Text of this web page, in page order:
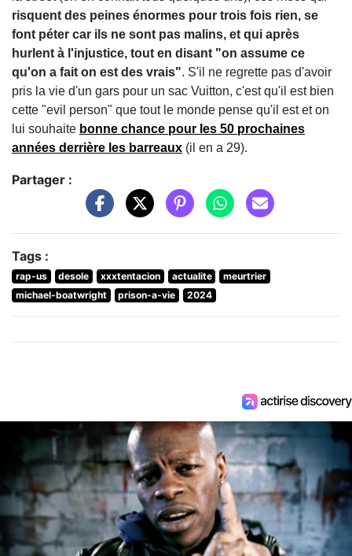
risquent des peines énormes pour trois fois rien, se
font péter car ils ne sont pas malins, et qui après
hurlent à l'injustice, tout en disant "on assume ce
qu'on a fait on est des vrais". S'il ne regrette pas d'avoir
pris la vie d'un gars pour un sac Vuitton, c'est qu'il est bien
cette "evil person" que tout le monde pense qu'il est et on
lui souhaite bonne chance pour les 50 prochaines
années derrière les barreaux (il en a 29).
Partager :
Tags :
rap-us desole xxxtentacion actualite
meurtrier
michael-boatwright
prison-a-vie 2024